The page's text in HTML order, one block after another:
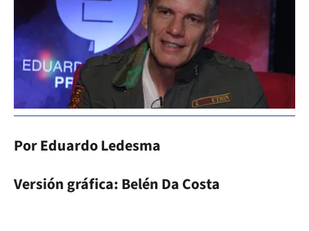
Por Eduardo Ledesma
Versión gráfica: Belén Da Costa